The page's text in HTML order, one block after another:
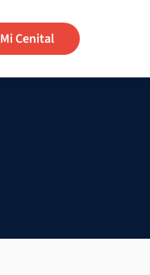
Mi Cenital